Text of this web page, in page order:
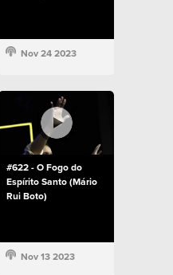
Nov 24 2023
#622 - O Fogo do
Espírito Santo (Mário
Rui Boto)
Nov 13 2023